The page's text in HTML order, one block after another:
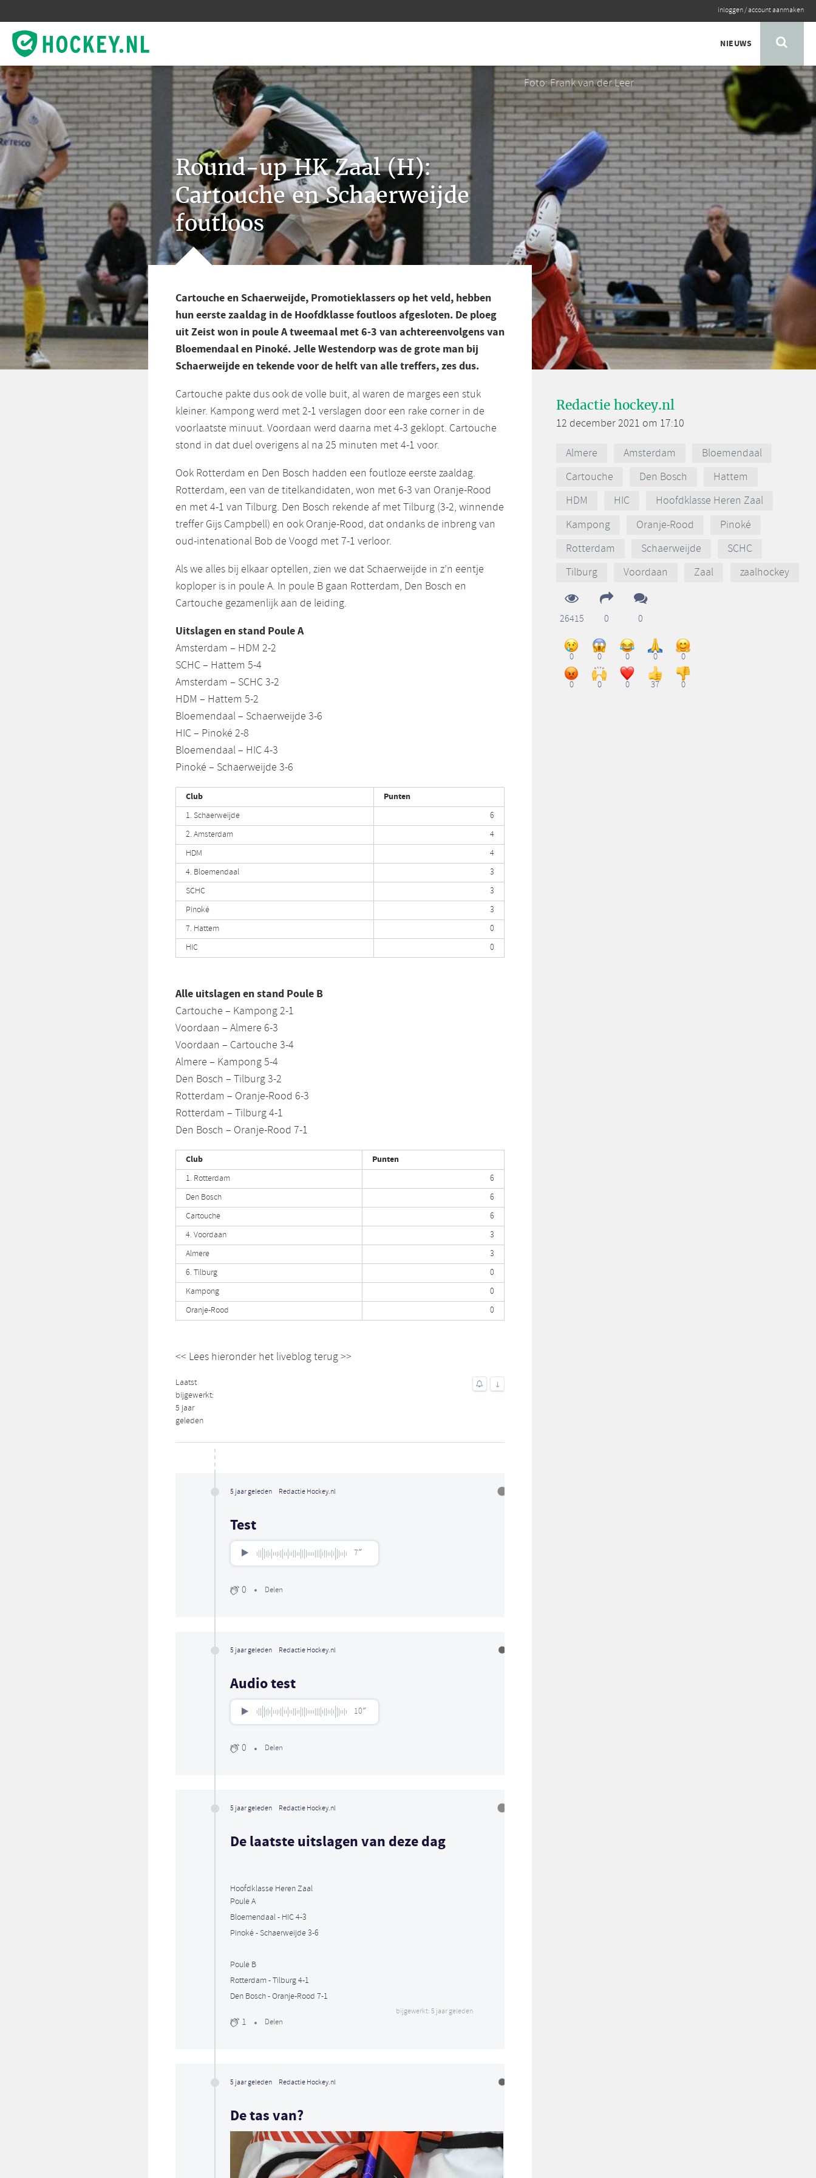
inloggen/account aanmaken
NIEUWS
Foto: Frank van der Leer
Round-up HK Zaal (H):
Cartouche en Schaerweijde
foutloos
Cartouche en Schaerweijde, Promotieklassers op het veld, hebben
hun eerste zaaldag in de Hoofdklasse foutloos afgesloten. De ploeg
uit Zeist won in poule A tweemaal met 6-3 van achtereenvolgens van
Bloemendaal en Pinoké. Jelle Westendorp was de grote man bij
Schaerweijde en tekende voor de helft van alle treffers, zes dus.
Cartouche pakte dus ook de volle buit, al waren de marges een stuk
kleiner. Kampong werd met 2-1 verslagen door een rake corner in de
voorlaatste minuut. Voordaan werd daarna met 4-3 geklopt. Cartouche
stond in dat duel overigens al na 25 minuten met 4-1 voor.
Ook Rotterdam en Den Bosch hadden een foutloze eerste zaaldag.
Rotterdam, een van de titelkandidaten, won met 6-3 van Oranje-Rood
en met 4-1 van Tilburg. Den Bosch rekende af met Tilburg (3-2, winnende
treffer Gijs Campbell) en ook Oranje-Rood, dat ondanks de inbreng van
oud-intenational Bob de Voogd met 7-1 verloor.
Als we alles bij elkaar optellen, zien we dat Schaerweijde in z’n eentje
koploper is in poule A. In poule B gaan Rotterdam, Den Bosch en
Cartouche gezamenlijk aan de leiding.
Uitslagen en stand Poule A
Amsterdam – HDM 2-2
SCHC – Hattem 5-4
Amsterdam – SCHC 3-2
HDM – Hattem 5-2
Bloemendaal – Schaerweijde 3-6
HIC – Pinoké 2-8
Bloemendaal – HIC 4-3
Pinoké – Schaerweijde 3-6
Club Punten
1. Schaerweijde
6
2. Amsterdam
4
HDM
4
4. Bloemendaal
3
SCHC
3
Pinoké
3
7. Hattem
0
HIC
0
Alle uitslagen en stand Poule B
Cartouche – Kampong 2-1
Voordaan – Almere 6-3
Voordaan – Cartouche 3-4
Almere – Kampong 5-4
Den Bosch – Tilburg 3-2
Rotterdam – Oranje-Rood 6-3
Rotterdam – Tilburg 4-1
Den Bosch – Oranje-Rood 7-1
Club Punten
1. Rotterdam
6
Den Bosch
6
Cartouche
6
4. Voordaan
3
Almere
3
6. Tilburg
0
Kampong
0
Oranje-Rood
0
<< Lees hieronder het liveblog terug >>
Laatst
bijgewerkt:
5 jaar
geleden
↓
5 jaar geleden Redactie Hockey.nl
Test
7″
0 Delen
5 jaar geleden Redactie Hockey.nl
Audio test
10″
0 Delen
5 jaar geleden Redactie Hockey.nl
De laatste uitslagen van deze dag
Hoofdklasse Heren Zaal
Poule A
Bloemendaal - HIC 4-3
Pinoké - Schaerweijde 3-6
Poule B
Rotterdam - Tilburg 4-1
Den Bosch - Oranje-Rood 7-1
bijgewerkt: 5 jaar geleden
1 Delen
5 jaar geleden Redactie Hockey.nl
De tas van?
Redactie hockey.nl
12 december 2021 om 17:10
Almere Amsterdam
Bloemendaal
Cartouche
Den Bosch
Hattem
HDM
HIC
Hoofdklasse Heren Zaal
Kampong
Oranje-Rood
Pinoké
Rotterdam
Schaerweijde
SCHC
Tilburg
Voordaan Zaal zaalhockey
26415 0 0
0 0 0 0 0
0 0 0 37 0